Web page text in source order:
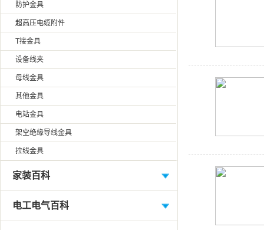
防护金具
超高压电缆附件
T接金具
设备线夹
母线金具
其他金具
电站金具
架空绝缘导线金具
拉线金具
家装百科
电工电气百科